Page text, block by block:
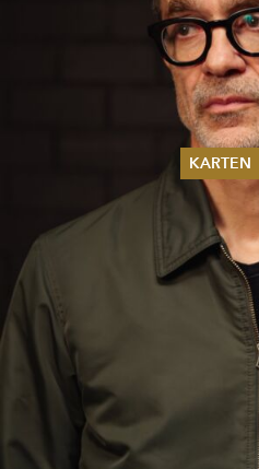
KARTEN
Sommer 2026
Pfingsten 2026
Abonnements
Karteninformation